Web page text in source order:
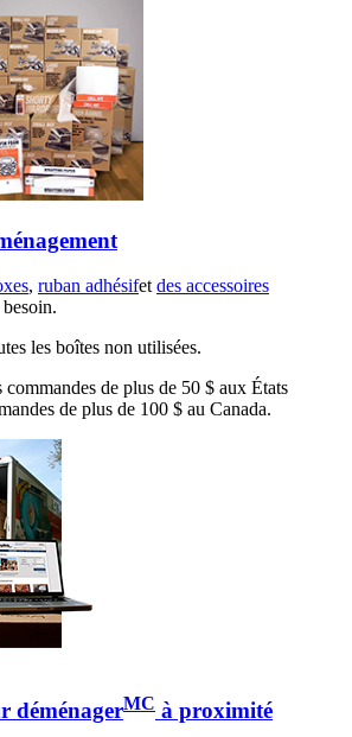
, ruban adhésifetdes accessoires
les boîtes non utilisées.
de plus de 50 $ aux États
de plus de 100 $ au Canada.
déménagerMC à proximité